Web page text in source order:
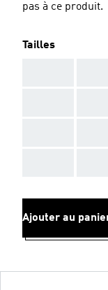
pas à ce produit.
Tailles
Ajouter au